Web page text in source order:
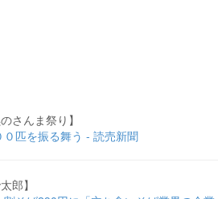
さんま祭り】
０匹を振る舞う - 読売新聞
郎】